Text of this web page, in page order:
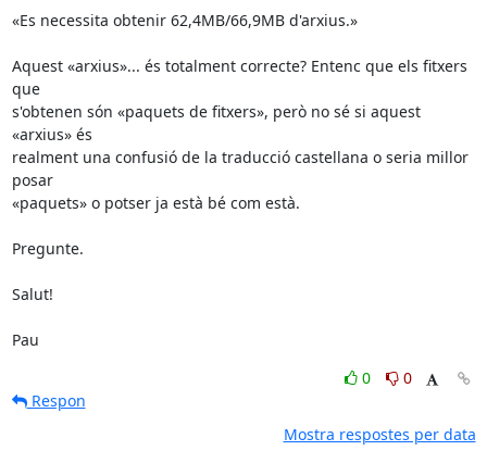
«Es necessita obtenir 62,4MB/66,9MB d'arxius.»
Aquest «arxius»... és totalment correcte? Entenc que els fitxers
que
s'obtenen són «paquets de fitxers», però no sé si aquest
«arxius» és
realment una confusió de la traducció castellana o seria millor
posar
«paquets» o potser ja està bé com està.
Pregunte.
Salut!
Pau
0
0
Respon
Mostra respostes per data